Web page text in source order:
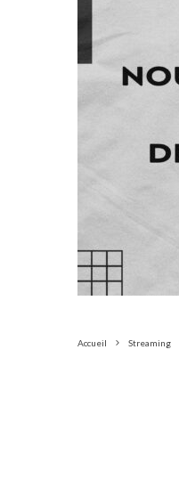
Accueil Streaming